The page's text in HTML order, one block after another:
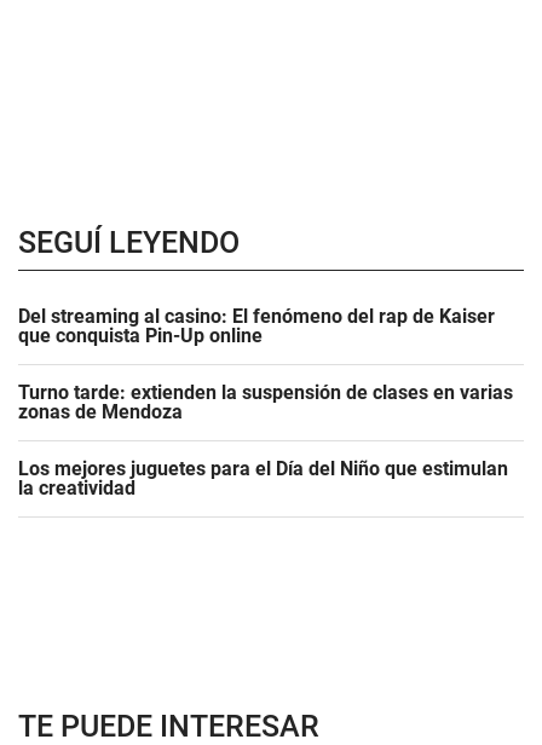
SEGUÍ LEYENDO
Del streaming al casino: El fenómeno del rap de Kaiser
que conquista Pin-Up online
Turno tarde: extienden la suspensión de clases en varias
zonas de Mendoza
Los mejores juguetes para el Día del Niño que estimulan
la creatividad
TE PUEDE INTERESAR